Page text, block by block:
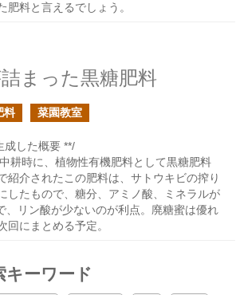
肥料と言えるでしょう。
まった黒糖肥料
料 菜園教室
成した概要 **/
耕時に、植物性有機肥料として黒糖肥料
紹介されたこの肥料は、サトウキビの搾り
したもので、糖分、アミノ酸、ミネラルが
、リン酸が少ないのが利点。廃糖蜜は優れ
回にまとめる予定。
キーワード